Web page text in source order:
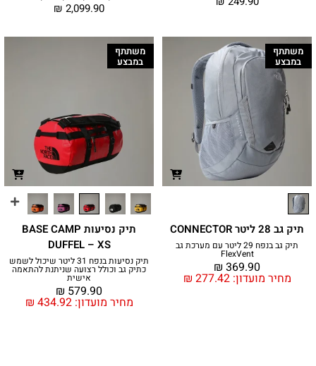
₪ 2,099.90
משתתף
במבצע
תיק גב 28 ליטר CONNECTOR
תיק גב בנפח 29 ליטר עם מערכת גב
FlexVent
מחיר מועדון: ₪ 277.42
₪ 369.90
משתתף
במבצע
תיק נסיעות BASE CAMP
DUFFEL – XS
תיק נסיעות בנפח 31 ליטר שיכול לשמש
כתיק גב וכולל רצועה שניתנת להתאמה
אישית
מחיר מועדון: ₪ 434.92
₪ 579.90